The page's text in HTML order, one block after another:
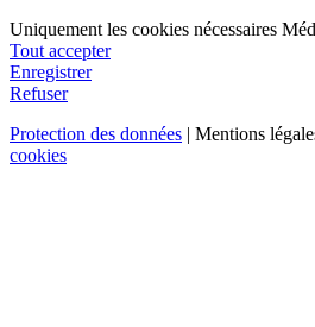
Uniquement les cookies nécessaires
Tout accepter
Enregistrer
Refuser
Protection des données | Mentions
cookies